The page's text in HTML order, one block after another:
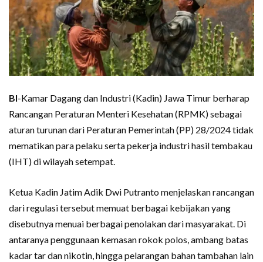
BI-Kamar Dagang dan Industri (Kadin) Jawa Timur berharap
Rancangan Peraturan Menteri Kesehatan (RPMK) sebagai
aturan turunan dari Peraturan Pemerintah (PP) 28/2024 tidak
mematikan para pelaku serta pekerja industri hasil tembakau
(IHT) di wilayah setempat.
Ketua Kadin Jatim Adik Dwi Putranto menjelaskan rancangan
dari regulasi tersebut memuat berbagai kebijakan yang
disebutnya menuai berbagai penolakan dari masyarakat. Di
antaranya penggunaan kemasan rokok polos, ambang batas
kadar tar dan nikotin, hingga pelarangan bahan tambahan lain